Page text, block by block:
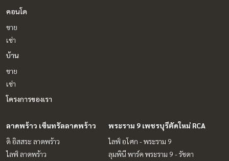
คอนโด
ขาย
เช่า
บ้าน
ขาย
เช่า
โครงการของเรา
ลาดพร้าว เซ็นทรัลลาดพร้าว
ดิ อิสสระ ลาดพร้าว
ไลฟ์ ลาดพร้าว
พระราม 9 เพชรบุรีตัดใหม่ RCA
ไลฟ์ อโศก - พระราม 9
ลุมพินี พาร์ค พระราม 9 - รัชดา